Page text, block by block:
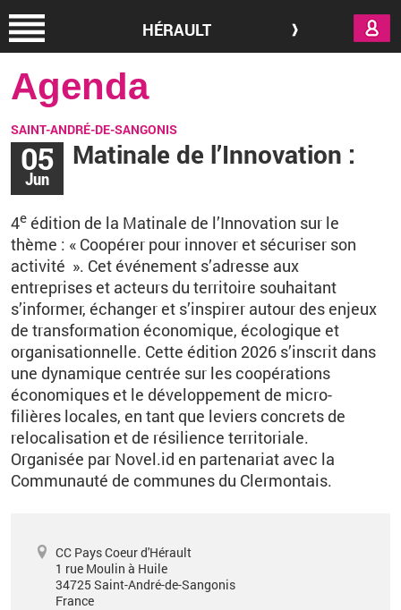
HÉRAULT
Agenda
SAINT-ANDRÉ-DE-SANGONIS
05
Jun
Matinale de l’Innovation :
4e édition de la Matinale de l’Innovation sur le
thème : « Coopérer pour innover et sécuriser son
activité ». Cet événement s’adresse aux
entreprises et acteurs du territoire souhaitant
s’informer, échanger et s’inspirer autour des enjeux
de transformation économique, écologique et
organisationnelle. Cette édition 2026 s’inscrit dans
une dynamique centrée sur les coopérations
économiques et le développement de micro-
filières locales, en tant que leviers concrets de
relocalisation et de résilience territoriale.
Organisée par Novel.id en partenariat avec la
Communauté de communes du Clermontais.
CC Pays Coeur d'Hérault
1 rue Moulin à Huile
34725 Saint-André-de-Sangonis
France